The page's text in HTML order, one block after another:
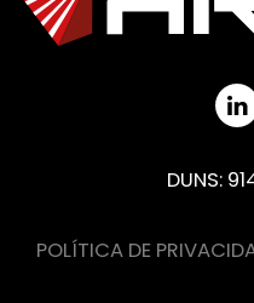
DUNS:
POLÍTICA DE